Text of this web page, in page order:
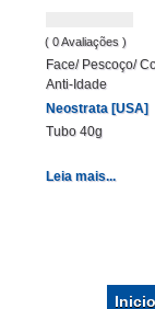
( 0 Avaliações )
Face/ Pescoço/
Anti-Idade
Neostrata [USA]
Tubo 40g
Leia mais...
Inicio